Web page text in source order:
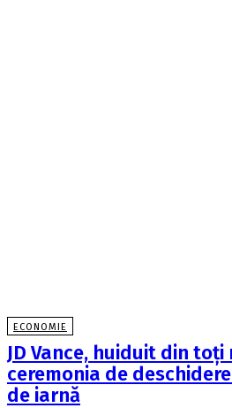
ECONOMIE
JD Vance, huiduit din
ceremonia de
de iarnă